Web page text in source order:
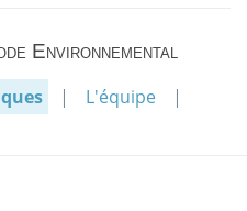
Environnemental
L'équipe